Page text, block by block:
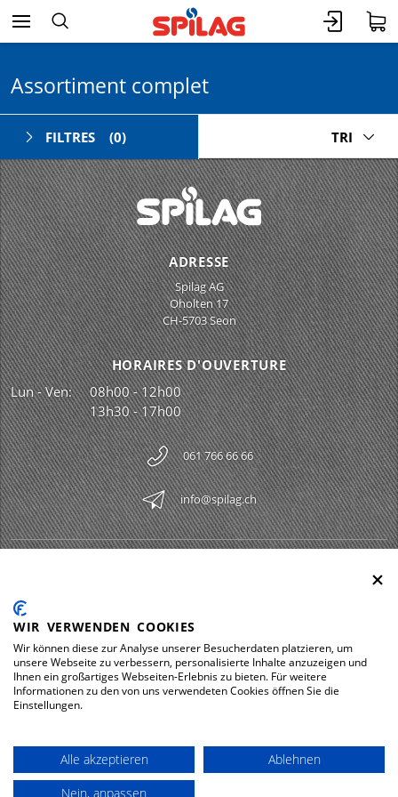
Assortiment complet
FILTRES (0) TRI
ADRESSE
Spilag AG
Oholten 17
CH-5703 Seon
HORAIRES D'OUVERTURE
Lun - Ven:
08h00 - 12h00
13h30 - 17h00
061 766 66 66
info@spilag.ch
LEGAL
DOWNLOADS
© 2026 Spilag AG
WIR VERWENDEN COOKIES
Wir können diese zur Analyse unserer Besucherdaten platzieren, um
unsere Webseite zu verbessern, personalisierte Inhalte anzuzeigen und
Ihnen ein großartiges Webseiten-Erlebnis zu bieten. Für weitere
Informationen zu den von uns verwendeten Cookies öffnen Sie die
Einstellungen.
Alle akzeptieren
Ablehnen
Nein, anpassen